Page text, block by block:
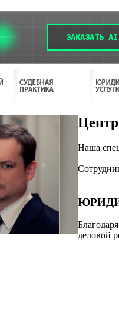
Наша
деловой